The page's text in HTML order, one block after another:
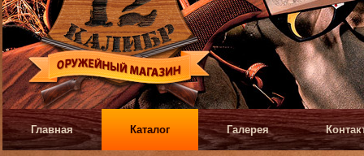
Главная Каталог Галерея